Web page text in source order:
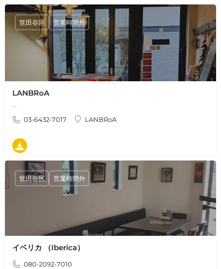
LANBRoA
…
03-6432-7017 LANBRoA
世田谷区 営業時間外
タパス
イベリカ （Iberica）
080-2092-7010
世田谷区 営業時間外